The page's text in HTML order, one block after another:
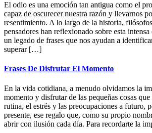
El odio es una emoción tan antigua como el
capaz de oscurecer nuestra razón y llevarnos
resentimiento. A lo largo de la historia,
pensadores han reflexionado sobre esta
un legado de frases que nos ayudan a
superar […]
Frases De Disfrutar El Momento
En la vida cotidiana, a menudo olvidamos la
momento y disfrutar de las pequeñas cosas
rutina, el estrés y las preocupaciones a futuro,
presente, ese regalo que, como su propio
abrir con ilusión cada día. Para recordarte la